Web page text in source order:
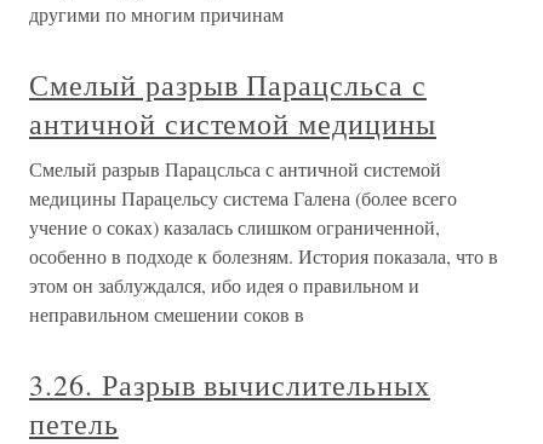
другими по многим причинам
Смелый разрыв Парацсльса с
античной системой медицины
Смелый разрыв Парацсльса с античной системой
медицины Парацельсу система Галена (более всего
учение о соках) казалась слишком ограниченной,
особенно в подходе к болезням. История показала, что в
этом он заблуждался, ибо идея о правильном и
неправильном смешении соков в
3.26. Разрыв вычислительных
петель